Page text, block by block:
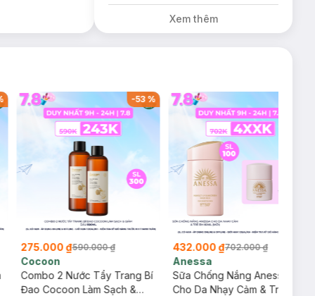
giá 378K (SL có
hạn)
Xem thêm
-53%
275.000 ₫590.000 ₫
Cocoon
Combo 2 Nước Tẩy Trang Bí
Đao Cocoon Làm Sạch &
432.000 ₫702.000 ₫
Anessa
Sữa Chống Nắng Anessa
Cho Da Nhạy Cảm & Trẻ Em